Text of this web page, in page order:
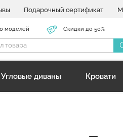
Подарочный сертификат
моделей Скидки до 50%
Угловые диваны Кровати